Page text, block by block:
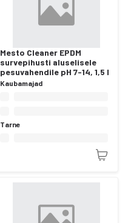
Mesto Cleaner EPDM
survepihusti aluselisele
pesuvahendile pH 7-14, 1,5 l
Kaubamajad
Tarne